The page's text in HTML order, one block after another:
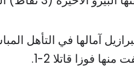
آمالها في التأهل
فوزا قاتلا 2-1.